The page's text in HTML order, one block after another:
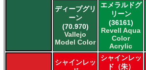
ディープグリ
ーン
(70.970)
Vallejo
Model Color
エメラルドグ
リーン
(36161)
Revell Aqua
Color
Acrylic
シャインレッ
シャインレッ
ド（朱）